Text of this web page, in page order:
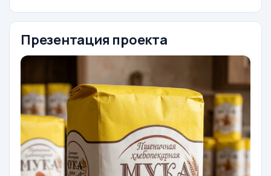
Презентация проекта